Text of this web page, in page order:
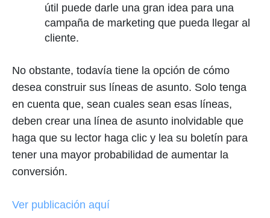
útil puede darle una gran idea para una
campaña de marketing que pueda llegar al
cliente.
No obstante, todavía tiene la opción de cómo
desea construir sus líneas de asunto. Solo tenga
en cuenta que, sean cuales sean esas líneas,
deben crear una línea de asunto inolvidable que
haga que su lector haga clic y lea su boletín para
tener una mayor probabilidad de aumentar la
conversión.
Ver publicación aquí